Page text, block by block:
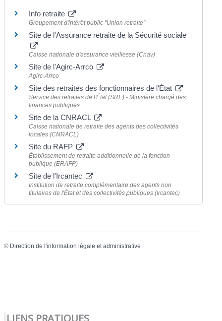
Info retraite
Groupement d'intérêt public "Union retraite"
Site de l'Assurance retraite de la Sécurité sociale
Caisse nationale d'assurance vieillesse (Cnav)
Site de l'Agirc-Arrco
Agirc-Arrco
Site des retraites des fonctionnaires de l'État
Service des retraites de l'État (SRE) - Ministère chargé des
finances publiques
Site de la CNRACL
Caisse nationale de retraite des agents des collectivités
locales (CNRACL)
Site du RAFP
Établissement de retraite additionnelle de la fonction
publique (ERAFP)
Site de l'Ircantec
Institution de retraite complémentaire des agents non
titulaires de l'État et des collectivités publiques (Ircantec)
© Direction de l'information légale et administrative